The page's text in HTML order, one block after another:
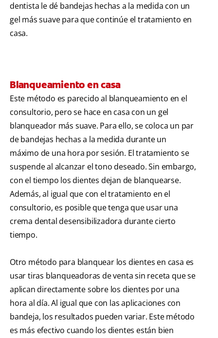
dentista le dé bandejas hechas a la medida con un
gel más suave para que continúe el tratamiento en
casa.
Blanqueamiento en casa
Este método es parecido al blanqueamiento en el
consultorio, pero se hace en casa con un gel
blanqueador más suave. Para ello, se coloca un par
de bandejas hechas a la medida durante un
máximo de una hora por sesión. El tratamiento se
suspende al alcanzar el tono deseado. Sin embargo,
con el tiempo los dientes dejan de blanquearse.
Además, al igual que con el tratamiento en el
consultorio, es posible que tenga que usar una
crema dental desensibilizadora durante cierto
tiempo.
Otro método para blanquear los dientes en casa es
usar tiras blanqueadoras de venta sin receta que se
aplican directamente sobre los dientes por una
hora al día. Al igual que con las aplicaciones con
bandeja, los resultados pueden variar. Este método
es más efectivo cuando los dientes están bien